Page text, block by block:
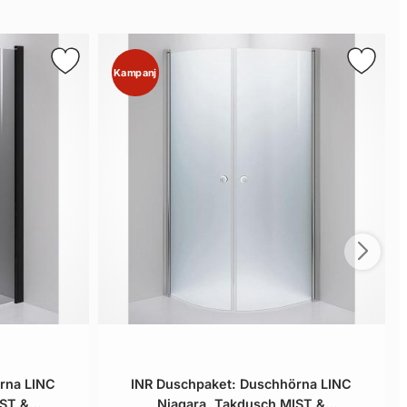
LINC
&
Kampanj
INR Duschpaket: Duschhörna LINC
Niagara, Takdusch MIST &